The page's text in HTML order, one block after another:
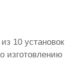
10 установок
изготовлению